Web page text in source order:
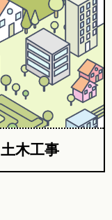
土木工事